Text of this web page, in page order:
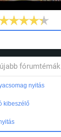
fórumtémák
nyitás
kibeszélő